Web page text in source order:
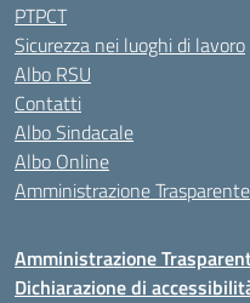
PTPCT
Sicurezza nei luoghi di lavoro
Albo RSU
Contatti
Albo Sindacale
Albo Online
Amministrazione Trasparente
Amministrazione
Dichiarazione di